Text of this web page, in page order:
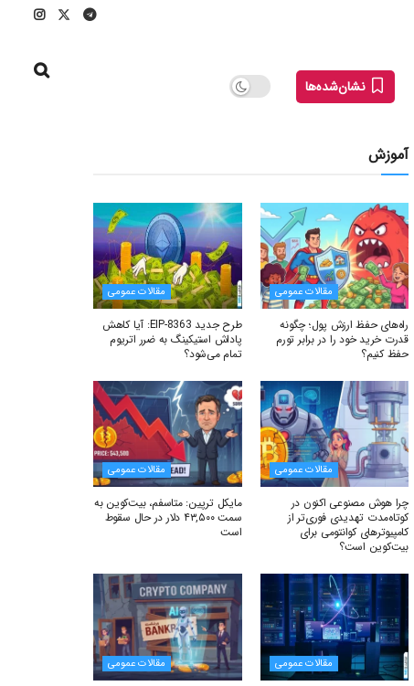
نشان‌شده‌ها
آموزش
مقالات عمومی
راه‌های حفظ ارزش پول؛ چگونه
قدرت خرید خود را در برابر تورم
حفظ کنیم؟
مقالات عمومی
طرح جدید EIP-8363: آیا کاهش
پاداش استیکینگ به ضرر اتریوم
تمام می‌شود؟
مقالات عمومی
چرا هوش مصنوعی اکنون در
کوتاه‌مدت تهدیدی فوری‌تر از
کامپیوترهای کوانتومی برای
بیت‌کوین است؟
مقالات عمومی
مایکل ترپین: متاسفم، بیت‌کوین به
سمت ۴۳,۵۰۰ دلار در حال سقوط
است
مقالات عمومی مقالات عمومی